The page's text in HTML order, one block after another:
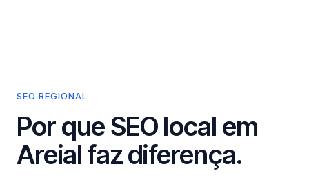
SEO REGIONAL
Por que SEO local em
Areial faz diferença.